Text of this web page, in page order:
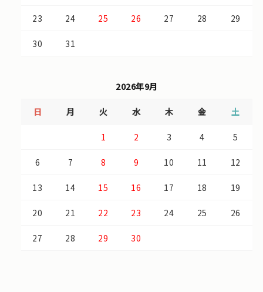
23 24 25 26 27 28 29
30 31
2026年9月
日 月 火 水 木 金 土
1 2 3 4 5
6 7 8 9 10 11 12
13 14 15 16 17 18 19
20 21 22 23 24 25 26
27 28 29 30